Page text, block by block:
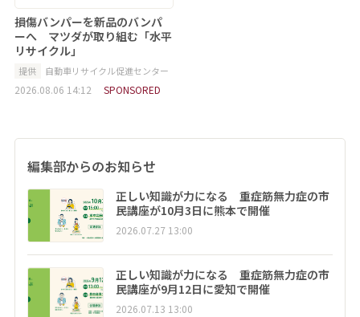
損傷バンパーを新品のバンパ
ーへ マツダが取り組む「水平
リサイクル」
提供 自動車リサイクル促進センター
2026.08.06 14:12 SPONSORED
編集部からのお知らせ
正しい知識が力になる 重症筋無力症の市
民講座が10月3日に熊本で開催
2026.07.27 13:00
正しい知識が力になる 重症筋無力症の市
民講座が9月12日に愛知で開催
2026.07.13 13:00